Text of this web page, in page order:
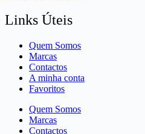
Links Úteis
Quem Somos
Marcas
Contactos
A minha conta
Favoritos
Quem Somos
Marcas
Contactos